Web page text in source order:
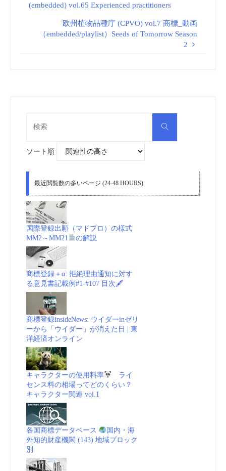
(embedded) vol.65 Experienced practitioners
欧州植物品種庁 (CPVO) vol.7 商標_動画
（embedded/playlist）Seeds of Tomorrow Season
2
検
ソート順
最近閲覧数の多いページ (24-48 HOURS)
国際登録出願（マドプロ）の様式
MM2～MM21
の解説
商標登録＋α: 拒絶理由通知に対す
る意見書記載例#1-#107 目次🖋
商標登録insideNews: ウイダーinゼリ
ーから「ウイダー」が消えた日 | 東
洋経済オンライン
キャラクターの使用料率
ライ
センス料の相場ってどのくらい？
キャラクター関連 vol.1
各国商標データベース
国内・海
外知的財産機関 (143) 地域ブロック
別